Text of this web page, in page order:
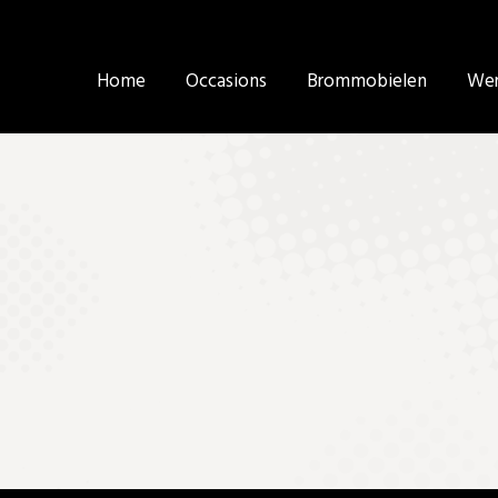
Home Occasions Brommobielen
Home Occasions Brommobielen